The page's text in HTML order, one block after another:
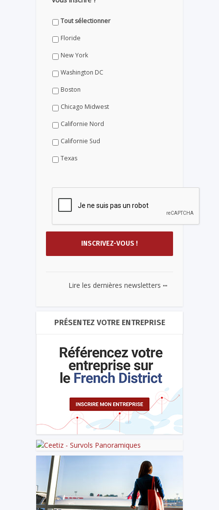
Tout sélectionner
Floride
New York
Washington DC
Boston
Chicago Midwest
Californie Nord
Californie Sud
Texas
Lire les dernières newsletters ...
PRÉSENTEZ VOTRE ENTREPRISE